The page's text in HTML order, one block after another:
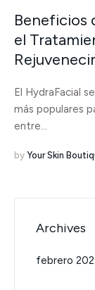
Beneficios
el
El HydraFacial
más populares
entre...
by Your Skin
Archives
febrero